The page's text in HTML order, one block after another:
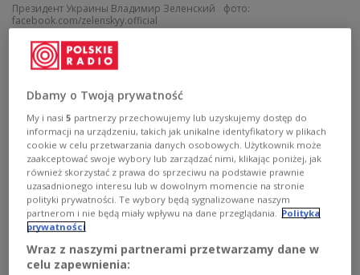
Президент Украины Владимир Зеленский
фото:
facebook.com/zelenskyy.official
Президент Украины
предупредил, что Россия в ближайшее время
может объявить всеобщую мобилизацию. По
его словам, это связано с подготовкой к новой
масштабной наступательной операции против
его страны.
— Это мобилизация в армию людей из
центральных городов, в том числе, конечно, из
большая мобилизация? Чтобы повторить
Dbamy o Twoją prywatność
My i nasi5 partnerzy przechowujemy lub uzyskujemy dostęp do
informacji na urządzeniu, takich jak unikalne identyfikatory w plikach
cookie w celu przetwarzania danych osobowych. Użytkownik może
zaakceptować swoje wybory lub zarządzać nimi, klikając poniżej, jak
również skorzystać z prawa do sprzeciwu na podstawie prawnie
uzasadnionego interesu lub w dowolnym momencie na stronie
polityki prywatności. Te wybory będą sygnalizowane naszym
partnerom i nie będą miały wpływu na dane przeglądania. Polityka
prywatności
Wraz z naszymi partnerami przetwarzamy dane w
celu zapewnienia: